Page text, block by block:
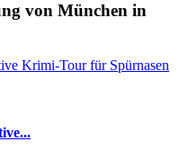
von München in